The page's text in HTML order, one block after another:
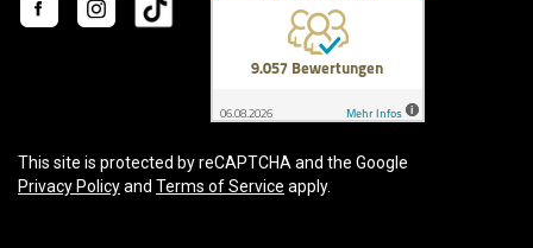
This site is protected by reCAPTCHA and the Google
Privacy Policyand Terms of Service apply.